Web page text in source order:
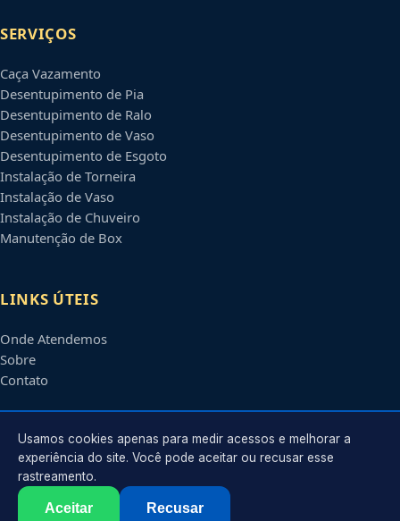
SERVIÇOS
Caça Vazamento
Desentupimento de Pia
Desentupimento de Ralo
Desentupimento de Vaso
Desentupimento de Esgoto
Instalação de Torneira
Instalação de Vaso
Instalação de Chuveiro
Manutenção de Box
LINKS ÚTEIS
Onde Atendemos
Sobre
Contato
CONTATO
Atendimento em
contato@encanadorematibaia.com.br
Usamos cookies apenas para medir acessos e melhorar a
experiência do site. Você pode aceitar ou recusar esse
rastreamento.
Aceitar Recusar